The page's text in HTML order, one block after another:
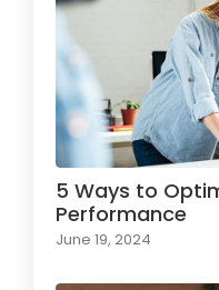
5 Ways to
Performance
June 19, 2024